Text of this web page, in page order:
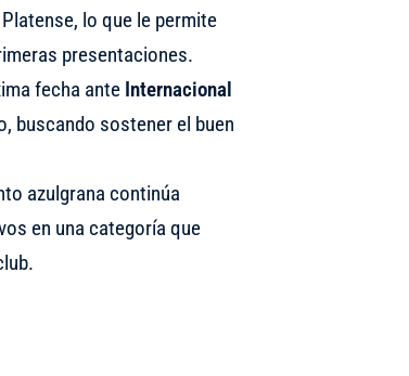
lo que le permite
presentaciones.
fecha ante Internacional
buscando sostener el buen
azulgrana continúa
en una categoría que